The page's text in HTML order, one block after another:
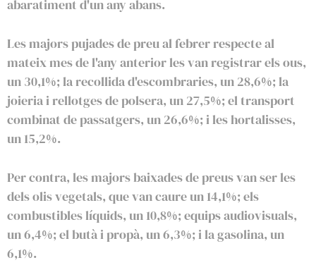
abaratiment d'un any abans.
Les majors pujades de preu al febrer respecte al
mateix mes de l'any anterior les van registrar els ous,
un 30,1%; la recollida d'escombraries, un 28,6%; la
joieria i rellotges de polsera, un 27,5%; el transport
combinat de passatgers, un 26,6%; i les hortalisses,
un 15,2%.
Per contra, les majors baixades de preus van ser les
dels olis vegetals, que van caure un 14,1%; els
combustibles líquids, un 10,8%; equips audiovisuals,
un 6,4%; el butà i propà, un 6,3%; i la gasolina, un
6,1%.